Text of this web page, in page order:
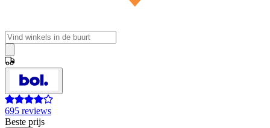
695 reviews
Beste prijs